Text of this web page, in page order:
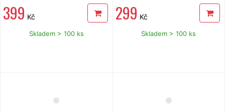
399 Kč
Skladem > 100 ks
299 Kč
Skladem > 100 ks